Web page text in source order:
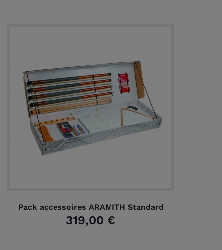
Pack accessoires ARAMITH Standard
319,00 €